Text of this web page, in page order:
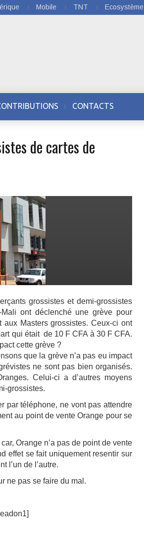
Mobile TNT Ecosystème
CONTACTS
de cartes de
grossistes et demi-grossistes
ont déclenché une grève pour
aux Masters grossistes. Ceux-ci ont
qui était de 10 F CFA à 30 F CFA.
cette grève ?
que la grève n’a pas eu impact
ne sont pas bien organisés.
Celui-ci a d’autres moyens
grossistes.
par téléphone, ne vont pas attendre
au point de vente Orange pour se
Orange n’a pas de point de vente
effet se fait uniquement resentir sur
l’un de l’autre.
ne pas se faire du mal.